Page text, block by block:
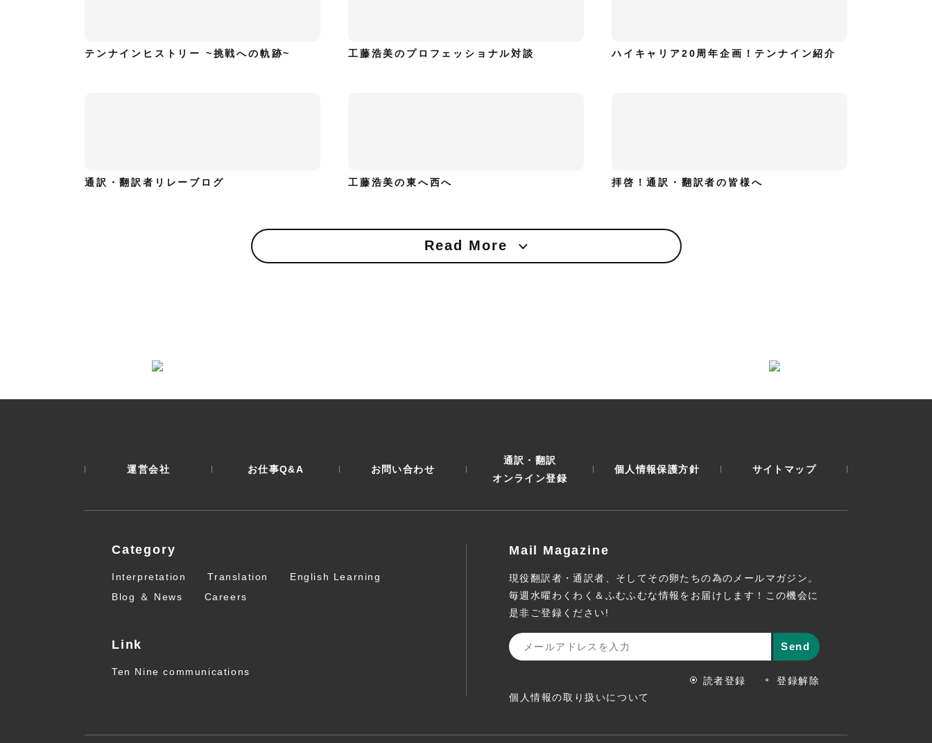
テンナインヒストリー ~挑戦への軌跡~ 工藤浩美のプロフェッショナル対談 ハイキャリア20周年企画！テンナイン紹介
通訳・翻訳者リレーブログ 工藤浩美の東へ西へ 拝啓！通訳・翻訳者の皆様へ
Read More
運営会社 お仕事Q&A お問い合わせ
通訳・翻訳
オンライン登録
個人情報保護方針 サイトマップ
Category
Interpretation Translation
English Learning
Blog ＆ News
Careers
Link
Ten Nine communications
Mail Magazine
現役翻訳者・通訳者、そしてその卵たちの為のメールマガジン。
毎週水曜わくわく＆ふむふむな情報をお届けします！この機会に
是非ご登録ください!
読者登録
登録解除
個人情報の取り扱いについて